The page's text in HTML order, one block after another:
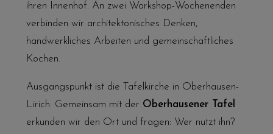
ihren Innenhof. An zwei Workshop-Wochenenden
verbinden wir architektonisches Denken,
handwerkliches Arbeiten und gemeinschaftliches
Kochen.
Ausgangspunkt ist die Tafelkirche in Oberhausen-
Lirich. Gemeinsam mit der Oberhausener Tafel
erkunden wir den Ort und fragen: Wer nutzt ihn?